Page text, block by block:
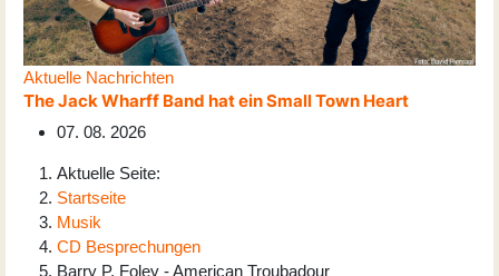
Aktuelle Nachrichten
The Jack Wharff Band hat ein Small Town Heart
07. 08. 2026
Aktuelle Seite:
Startseite
Musik
CD Besprechungen
Barry P. Foley - American Troubadour